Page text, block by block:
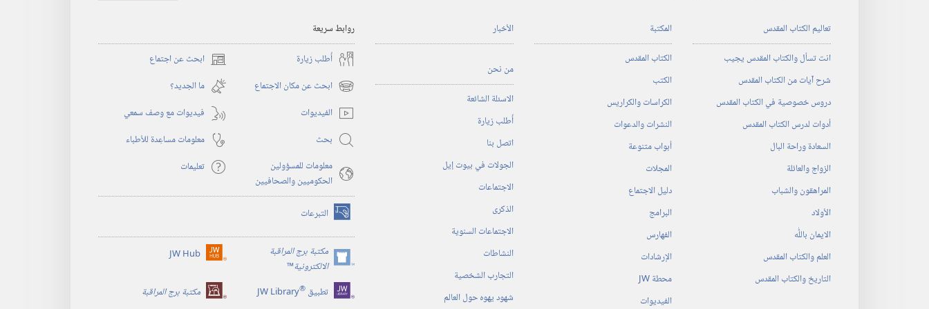
تعاليم الكتاب المقدس
انت تسأل والكتاب المقدس يجيب
شرح آيات من الكتاب المقدس
دروس خصوصية في الكتاب المقدس
أدوات لدرس الكتاب المقدس
السعادة وراحة البال
الزواج والعائلة
المراهقون والشباب
الأولاد
الايمان باللّٰه
العلم والكتاب المقدس
التاريخ والكتاب المقدس
المكتبة
الكتاب المقدس
الكتب
الكراسات والكراريس
النشرات والدعوات
أبواب متنوعة
المجلات
دليل الاجتماع
البرامج
الفهارس
الإرشادات
محطة‏ ‏JW
الفيديوات
الأخبار
من نحن
الاسئلة الشائعة
أُطلب زيارة
اتصل بنا
الجولات في بيوت إيل
الاجتماعات
الذكرى
الاجتماعات السنوية
النشاطات
التجارب الشخصية
شهود يهوه حول العالم
روابط سريعة
أُطلب زيارة
ابحث عن اجتماع (يفتح
نافذة
جديدة)
ابحث عن مكان الاجتماع (يفتح
نافذة
ما الجديد؟‏
الفيديوات
فيديوات مع وصف سمعي
بحث
معلومات مساعِدة للأطباء
معلومات للمسؤولين
الحكوميين والصحافيين
تعليمات
التبرعات (يفتح
نافذة
جديدة) مكتبة برج المراقبة
الالكترونية™
(يفتح
نافذة
جديدة)
JW Hub (يفتح
جديدة)
تطبيق ®
JW Library مكتبة برج المراقبة